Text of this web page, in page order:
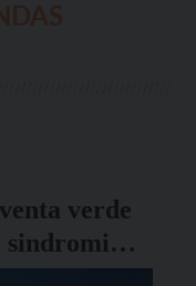
verde
sindromi